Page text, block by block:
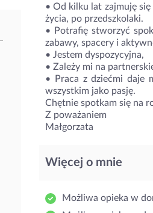
• Od kilku lat zajmuję
życia, po przedszkolaki.
• Potrafię stworzyć
zabawy, spacery i
• Jestem dyspozycyjna,
• Zależy mi na
• Praca z dziećmi daje
wszystkim jako pasję.
Chętnie spotkam się na
Z poważaniem
Małgorzata
Więcej o mnie
Możliwa opieka w